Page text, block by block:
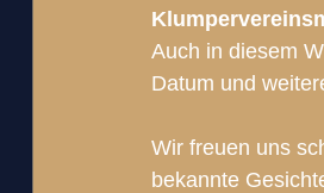
Auch in diesem
Datum und
Wir freuen uns
bekannte